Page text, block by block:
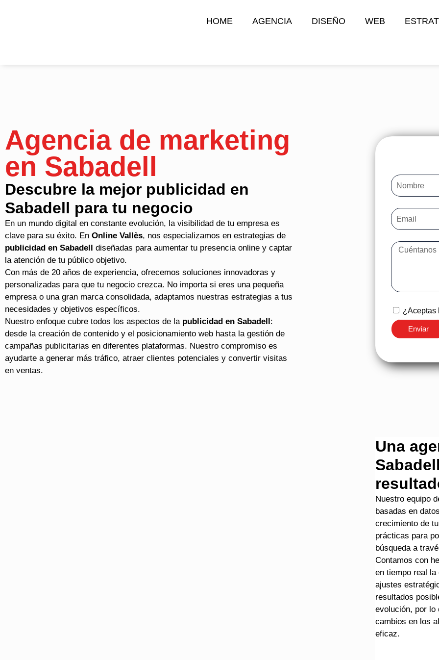
HOME AGENCIA DISEÑO WEB
Agencia de marketing
en Sabadell
Descubre la mejor publicidad en
Sabadell para tu negocio
En un mundo digital en constante evolución, la visibilidad de tu empresa es
clave para su éxito. En Online Vallès, nos especializamos en estrategias de
publicidad en Sabadell
diseñadas para aumentar tu presencia online y captar
la atención de tu público objetivo.
Con más de 20 años de experiencia, ofrecemos soluciones innovadoras y
personalizadas para que tu negocio crezca. No importa si eres una pequeña
empresa o una gran marca consolidada, adaptamos nuestras estrategias a tus
necesidades y objetivos específicos.
Nuestro enfoque cubre todos los aspectos de la publicidad en Sabadell :
desde la creación de contenido y el posicionamiento web hasta la gestión de
campañas publicitarias en diferentes plataformas. Nuestro compromiso es
ayudarte a generar más tráfico, atraer clientes potenciales y convertir visitas
en ventas.
¿Aceptas
Enviar
Una
Nuestro equipo
basadas en
crecimiento de
prácticas para
búsqueda a
Contamos con
en tiempo real
ajustes
resultados
evolución, por lo
cambios en los
eficaz.